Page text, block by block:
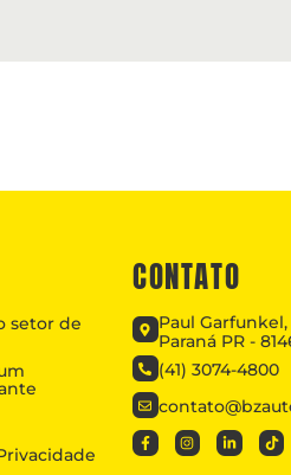
setor de
CONTATO
Paul Garfunkel,
Paraná PR -
(41) 3074-4800